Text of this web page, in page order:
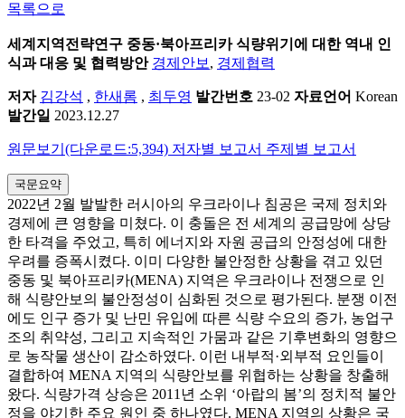
목록으로
세계지역전략연구 중동·북아프리카 식량위기에 대한 역내 인
식과 대응 및 협력방안 경제안보 , 경제협력
저자 김강석 , 한새롬 , 최두영 발간번호 23-02 자료언어 Korean
발간일 2023.12.27
원문보기(다운로드:5,394) 저자별 보고서 주제별 보고서
국문요약
2022년 2월 발발한 러시아의 우크라이나 침공은 국제 정치와
경제에 큰 영향을 미쳤다. 이 충돌은 전 세계의 공급망에 상당
한 타격을 주었고, 특히 에너지와 자원 공급의 안정성에 대한
우려를 증폭시켰다. 이미 다양한 불안정한 상황을 겪고 있던
중동 및 북아프리카(MENA) 지역은 우크라이나 전쟁으로 인
해 식량안보의 불안정성이 심화된 것으로 평가된다. 분쟁 이전
에도 인구 증가 및 난민 유입에 따른 식량 수요의 증가, 농업구
조의 취약성, 그리고 지속적인 가뭄과 같은 기후변화의 영향으
로 농작물 생산이 감소하였다. 이런 내부적·외부적 요인들이
결합하여 MENA 지역의 식량안보를 위협하는 상황을 창출해
왔다. 식량가격 상승은 2011년 소위 ‘아랍의 봄’의 정치적 불안
정을 야기한 주요 원인 중 하나였다. MENA 지역의 상황은 국